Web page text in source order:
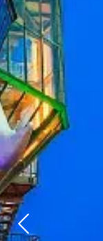
Vorherige